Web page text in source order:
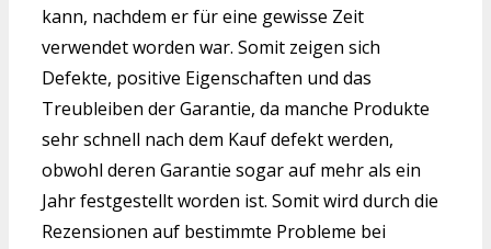
kann, nachdem er für eine gewisse Zeit
verwendet worden war. Somit zeigen sich
Defekte, positive Eigenschaften und das
Treubleiben der Garantie, da manche Produkte
sehr schnell nach dem Kauf defekt werden,
obwohl deren Garantie sogar auf mehr als ein
Jahr festgestellt worden ist. Somit wird durch die
Rezensionen auf bestimmte Probleme bei